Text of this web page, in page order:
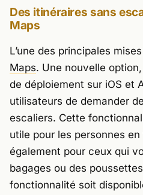
Des itinéraires sans
Maps
L’une des principales
Maps. Une nouvelle
de déploiement sur iOS et
utilisateurs de demander
escaliers. Cette
utile pour les personnes
également pour ceux qui
bagages ou des
fonctionnalité soit